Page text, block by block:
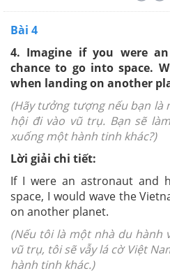
Bài 4
4. Imagine if you were
chance to go into space.
when landing on another
(Hãy tưởng tượng nếu bạn là
hội đi vào vũ trụ. Bạn sẽ
xuống một hành tinh khác?)
Lời giải chi tiết:
If I were an astronaut and
space, I would wave the
on another planet.
(Nếu tôi là một nhà du hành
vũ trụ, tôi sẽ vẫy lá cờ Việt
hành tinh khác.)